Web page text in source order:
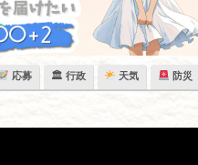
応募 🏛 行政 天気 防災